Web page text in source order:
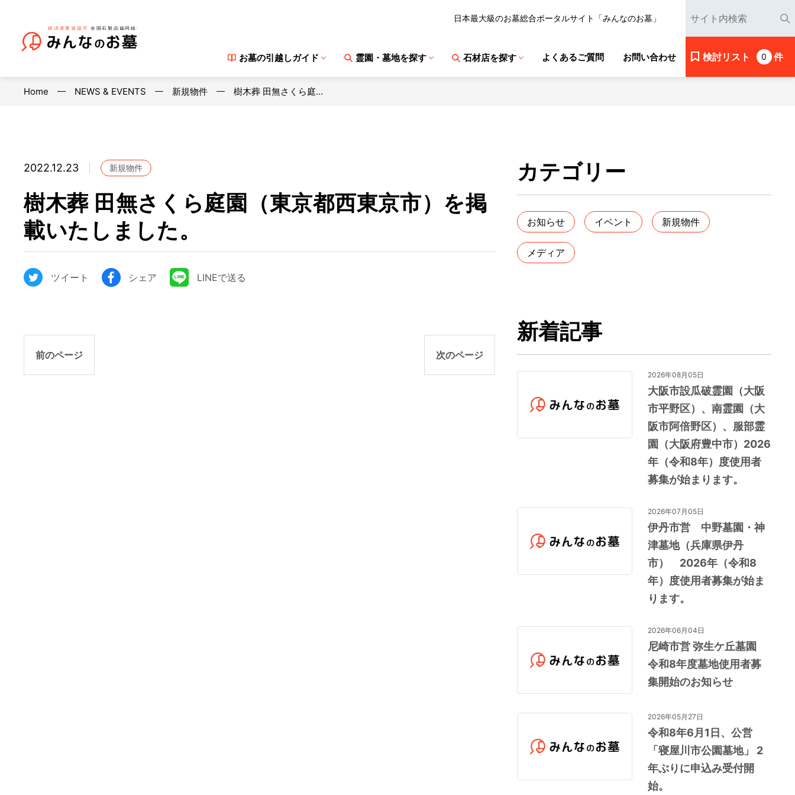
日本最大級のお墓総合ポータルサイト「みんなのお墓」
お墓の引越しガイド 霊園・墓地を探す 石材店を探す よくあるご質問 お問い合わせ 検討リスト 0 件
Home NEWS & EVENTS 新規物件 樹木葬 田無さくら庭…
2022.12.23 新規物件
樹木葬 田無さくら庭園（東京都西東京市）を掲
載いたしました。
ツイート シェア LINEで送る
前のページ 次のページ
カテゴリー
お知らせ イベント 新規物件
メディア
新着記事
2026年08月05日
大阪市設瓜破霊園（大阪
市平野区）、南霊園（大
阪市阿倍野区）、服部霊
園（大阪府豊中市）2026
年（令和8年）度使用者
募集が始まります。
2026年07月05日
伊丹市営 中野墓園・神
津墓地（兵庫県伊丹
市） 2026年（令和8
年）度使用者募集が始ま
ります。
2026年06月04日
尼崎市営 弥生ケ丘墓園
令和8年度墓地使用者募
集開始のお知らせ
2026年05月27日
令和8年6月1日、公営
「寝屋川市公園墓地」 2
年ぶりに申込み受付開
始。